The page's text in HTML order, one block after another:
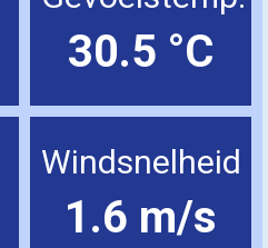
30.5 °C
Windsnelheid
1.6 m/s